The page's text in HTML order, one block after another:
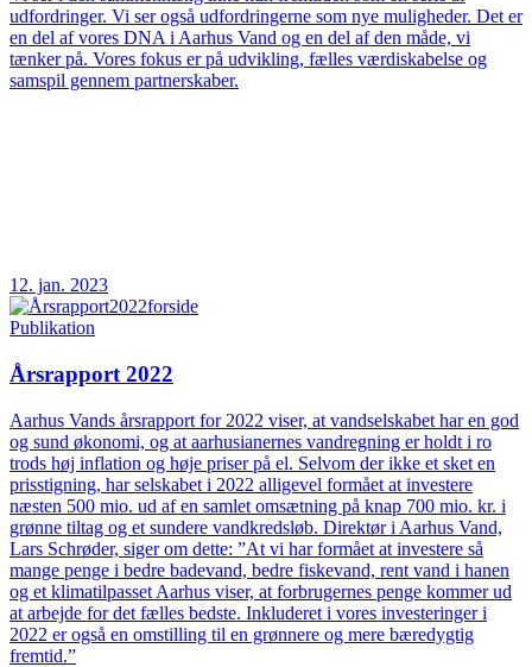
udfordringer. Vi ser også udfordringerne som nye muligheder. Det er
en del af vores DNA i Aarhus Vand og en del af den måde, vi
tænker på. Vores fokus er på udvikling, fælles værdiskabelse og
samspil gennem partnerskaber.
12. jan. 2023
Publikation
Årsrapport 2022
Aarhus Vands årsrapport for 2022 viser, at vandselskabet har en god
og sund økonomi, og at aarhusianernes vandregning er holdt i ro
trods høj inflation og høje priser på el. Selvom der ikke et sket en
prisstigning, har selskabet i 2022 alligevel formået at investere
næsten 500 mio. ud af en samlet omsætning på knap 700 mio. kr. i
grønne tiltag og et sundere vandkredsløb. Direktør i Aarhus Vand,
Lars Schrøder, siger om dette: ”At vi har formået at investere så
mange penge i bedre badevand, bedre fiskevand, rent vand i hanen
og et klimatilpasset Aarhus viser, at forbrugernes penge kommer ud
at arbejde for det fælles bedste. Inkluderet i vores investeringer i
2022 er også en omstilling til en grønnere og mere bæredygtig
fremtid.”